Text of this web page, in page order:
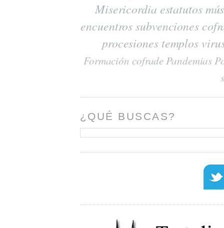
Misericordia estatutos
encuentrossubvenciones
procesiones templos
Formación cofradePandemias
¿QUÉ BUSCAS?